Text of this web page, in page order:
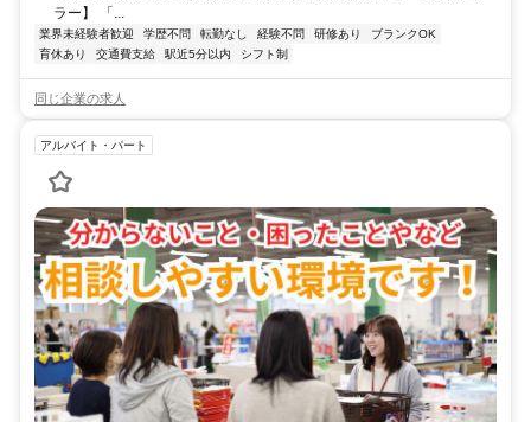
ラー】 「...
業界未経験者歓迎 学歴不問 転勤なし 経験不問 研修あり
ブランクOK
育休あり
交通費支給 駅近5分以内 シフト制
同じ企業の求人
アルバイト・パート